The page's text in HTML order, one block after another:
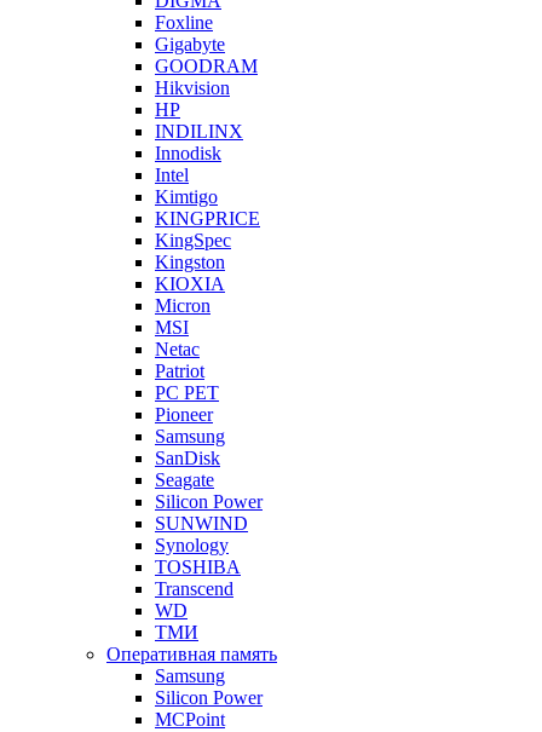
Foxline
Gigabyte
GOODRAM
Hikvision
HP
INDILINX
Innodisk
Intel
Kimtigo
KINGPRICE
KingSpec
Kingston
KIOXIA
Micron
MSI
Netac
Patriot
PC PET
Pioneer
Samsung
SanDisk
Seagate
Silicon Power
SUNWIND
Synology
TOSHIBA
Transcend
WD
ТМИ
Оперативная память
Samsung
Silicon Power
MCPoint